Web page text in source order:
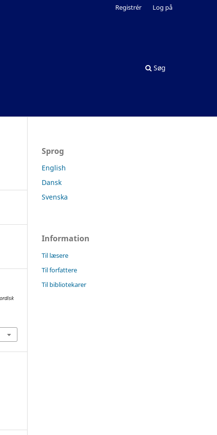
Søg
Registrér Log på
Sprog
English
Dansk
Svenska
Information
Til læsere
Til forfattere
Til bibliotekarer